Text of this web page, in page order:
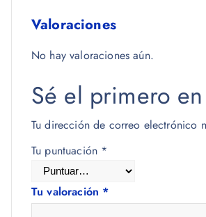
Valoraciones
No hay valoraciones aún.
Sé el primero
Tu dirección de correo electrónico
Tu puntuación *
Tu valoración *